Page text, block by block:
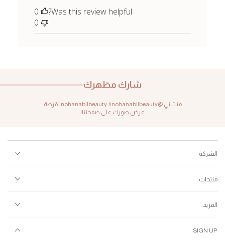
Was this review helpful?
0
0
شارك مظهرك
منشني @nohanabilbeauty #nohanabilbeauty لفرصة
عرض صورك على صفحتنا!
الشركة
منتجات
المزيد
SIGN UP